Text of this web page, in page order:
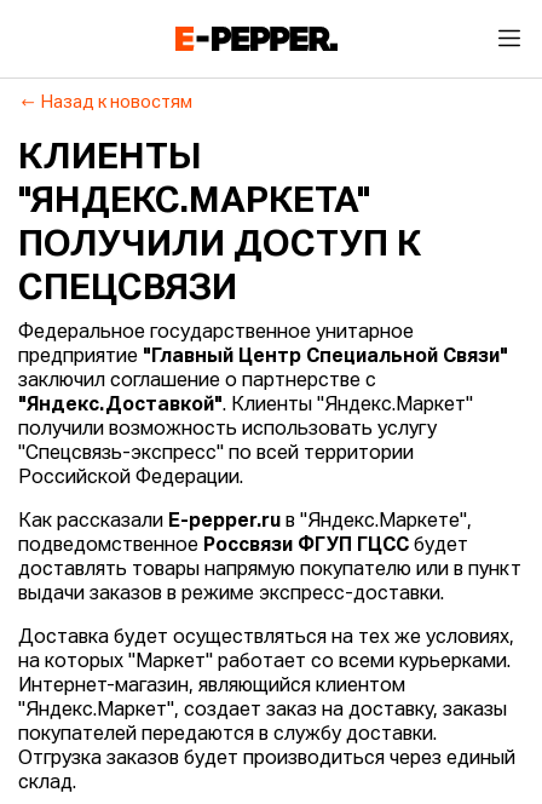
Назад к новостям
КЛИЕНТЫ
"ЯНДЕКС.МАРКЕТА"
ПОЛУЧИЛИ ДОСТУП К
СПЕЦСВЯЗИ
Федеральное государственное унитарное
предприятие "Главный Центр Специальной Связи"
заключил соглашение о партнерстве с
"Яндекс.Доставкой". Клиенты "Яндекс.Маркет"
получили возможность использовать услугу
"Спецсвязь-экспресс" по всей территории
Российской Федерации.
Как рассказали E-pepper.ru в "Яндекс.Маркете",
подведомственное Россвязи ФГУП ГЦСС будет
доставлять товары напрямую покупателю или в пункт
выдачи заказов в режиме экспресс-доставки.
Доставка будет осуществляться на тех же условиях,
на которых "Маркет" работает со всеми курьерками.
Интернет-магазин, являющийся клиентом
"Яндекс.Маркет", создает заказ на доставку, заказы
покупателей передаются в службу доставки.
Отгрузка заказов будет производиться через единый
склад.